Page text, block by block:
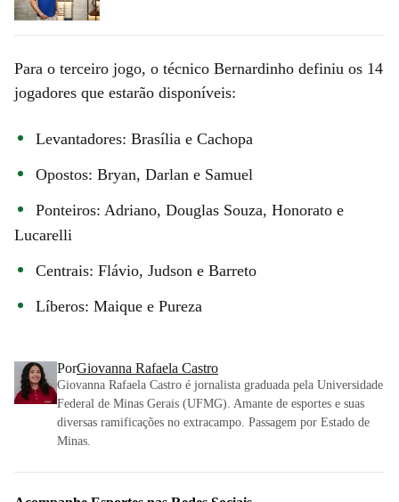
Para o terceiro jogo, o técnico Bernardinho definiu os 14
jogadores que estarão disponíveis:
Levantadores: Brasília e Cachopa
Opostos: Bryan, Darlan e Samuel
Ponteiros: Adriano, Douglas Souza, Honorato e
Lucarelli
Centrais: Flávio, Judson e Barreto
Líberos: Maique e Pureza
PorGiovanna Rafaela Castro
Giovanna Rafaela Castro é jornalista graduada pela Universidade
Federal de Minas Gerais (UFMG). Amante de esportes e suas
diversas ramificações no extracampo. Passagem por Estado de
Minas.